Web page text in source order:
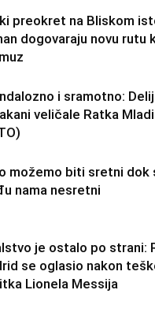
preokret na Bliskom
dogovaraju novu rutu
i sramotno:
veličale Ratka
možemo biti sretni dok
nama nesretni
je ostalo po strani:
se oglasio nakon
Lionela Messija